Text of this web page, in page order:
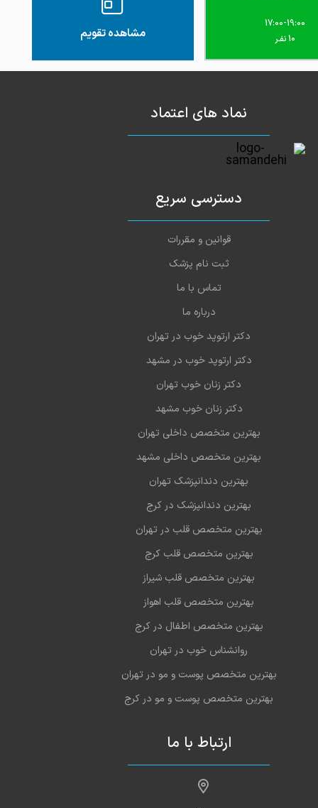
عالی من از ایشون بابت نجات دخترم ممنونم
فقط ایشون تونستن درمان کنه
1402-06-04
17:00-19:00
10 نفـر
مشاهده تقویم
نماد های اعتماد
دسترسی سریع
قوانین و مقررات
ثبت نام پزشک
تماس با ما
درباره ما
دکتر ارتوپد خوب در تهران
دکتر ارتوپد خوب در مشهد
دکتر زنان خوب تهران
دکتر زنان خوب مشهد
بهترین متخصص داخلی تهران
بهترین متخصص داخلی مشهد
بهترین دندانپزشک تهران
بهترین دندانپزشک در کرج
بهترین متخصص قلب در تهران
بهترین متخصص قلب کرج
بهترین متخصص قلب شیراز
بهترین متخصص قلب اهواز
بهترین متخصص اطفال در کرج
روانشناس خوب در تهران
بهترین متخصص پوست و مو در تهران
بهترین متخصص پوست و مو در کرج
ارتباط با ما